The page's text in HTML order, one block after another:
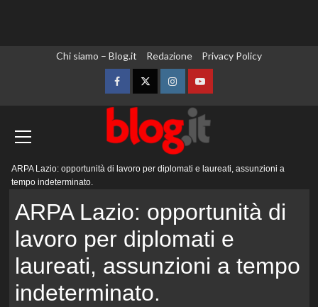
Chi siamo – Blog.it Redazione Privacy Policy
FacebookTwitterInstagramYouTube
principale
ARPA Lazio: opportunità di lavoro per diplomati e laureati, assunzioni a
tempo indeterminato.
ARPA Lazio: opportunità di
lavoro per diplomati e
laureati, assunzioni a tempo
indeterminato.